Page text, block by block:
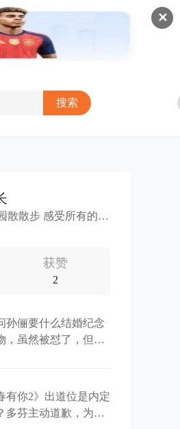
✕
一起去公园散散步 感受所有的风和阳光
获赞
2
孙俪要什么结婚纪念
，虽然被怼了，但两
有你2》出道位是内定
多芬主动道歉，为刘